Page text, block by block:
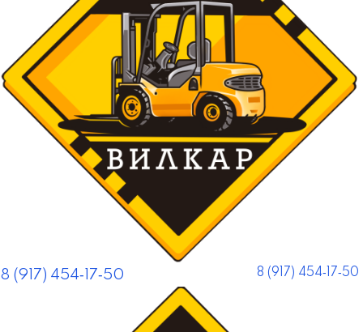
8 (917) 454‑17‑50
8 (917) 454‑17‑50